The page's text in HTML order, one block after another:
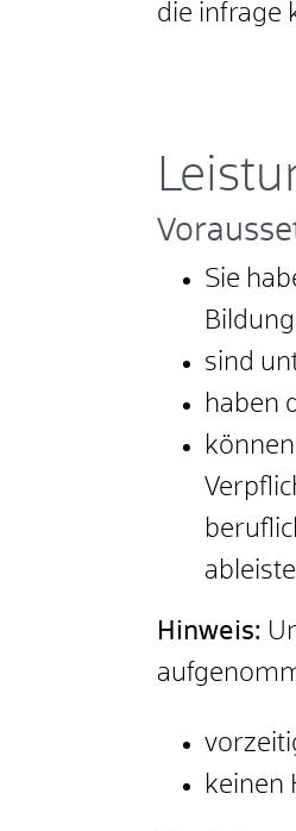
die infrage
Sie
sind
haben
Hinweis:
keinen